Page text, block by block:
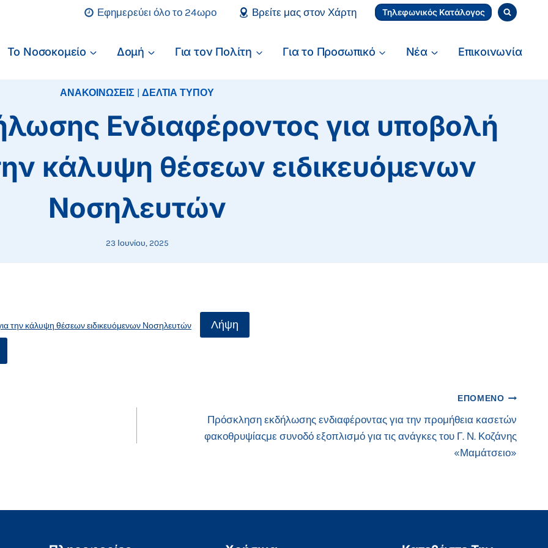
Εφημερεύει όλο το 24ωρο Βρείτε μας στον Χάρτη Τηλεφωνικός Κατάλογος
Το Νοσοκομείο Δομή Για τον Πολίτη Για το Προσωπικό Νέα Επικοινωνία
ΑΝΑΚΟΙΝΩΣΕΙΣ | ΔΕΛΤΙΑ ΤΥΠΟΥ
Ενδιαφέροντος για υποβολή
κάλυψη θέσεων ειδικευόμενων
Νοσηλευτών
23 Ιουνίου, 2025
την κάλυψη θέσεων ειδικευόμενων Νοσηλευτών Λήψη
ΕΠΌΜΕΝΟ
Πρόσκληση εκδήλωσης ενδιαφέροντας για την προμήθεια κασετών
φακοθρυψίαςμε συνοδό εξοπλισμό για τις ανάγκες του Γ. Ν. Κοζάνης
«Μαμάτσειο»